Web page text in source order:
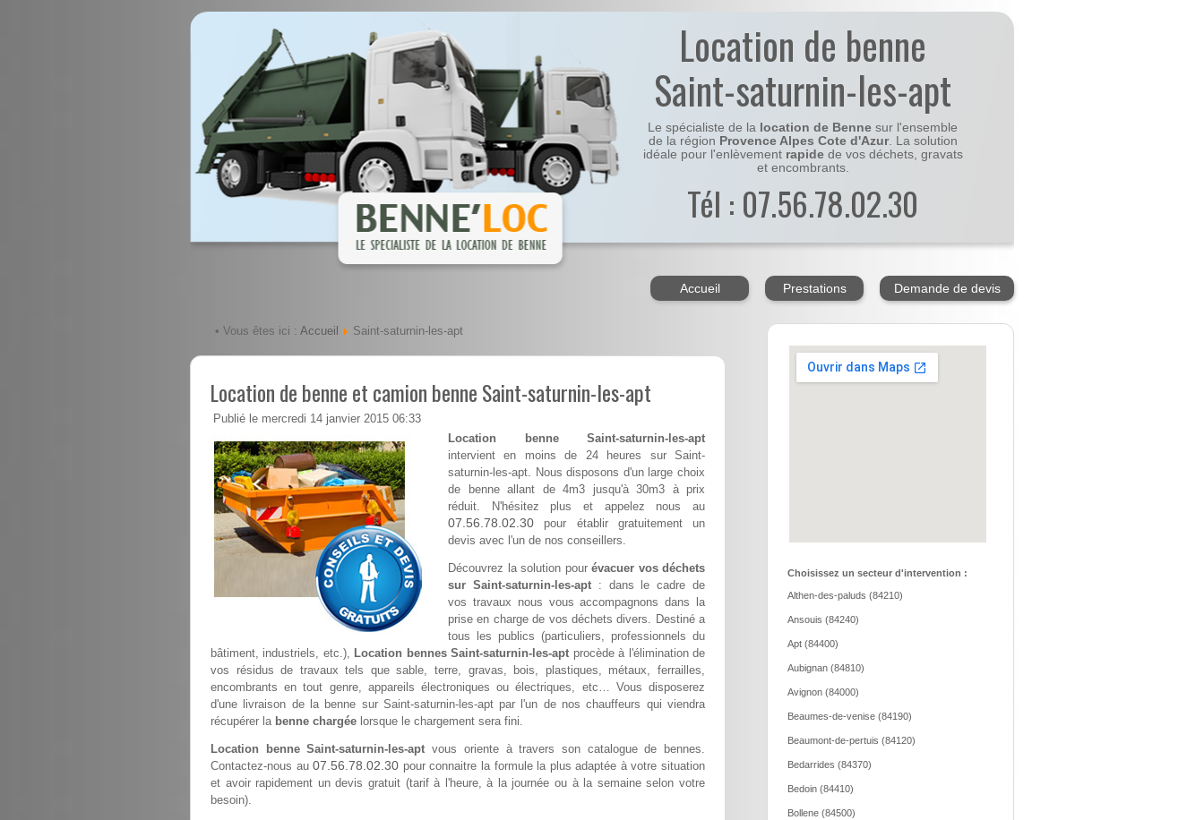
Location de benne
Saint-saturnin-les-apt
Le spécialiste de la location de Benne sur l'ensemble
de la région Provence Alpes Cote d'Azur. La solution
idéale pour l'enlèvement rapidede vos déchets, gravats
et encombrants.
Tél : 07.56.78.02.30
Accueil Prestations Demande de devis
• Vous êtes ici : Accueil Saint-saturnin-les-apt
Location de benne et camion benne Saint-saturnin-les-apt
Publié le mercredi 14 janvier 2015 06:33
Location benne Saint-saturnin-les-apt
intervient en moins de 24 heures sur Saint-
saturnin-les-apt. Nous disposons d'un large choix
de benne allant de 4m3 jusqu'à 30m3 à prix
réduit. N'hésitez plus et appelez nous au
07.56.78.02.30 pour établir gratuitement un
devis avec l'un de nos conseillers.
Découvrez la solution pour évacuer vos déchets
sur Saint-saturnin-les-apt: dans le cadre de
vos travaux nous vous accompagnons dans la
prise en charge de vos déchets divers. Destiné a
tous les publics (particuliers, professionnels du
bâtiment, industriels, etc.), Location bennes Saint-saturnin-les-apt procède à l'élimination de
vos résidus de travaux tels que sable, terre, gravas, bois, plastiques, métaux, ferrailles,
encombrants en tout genre, appareils électroniques ou électriques, etc… Vous disposerez
d'une livraison de la benne sur Saint-saturnin-les-apt par l'un de nos chauffeurs qui viendra
récupérer la benne chargée lorsque le chargement sera fini.
Location benne Saint-saturnin-les-apt vous oriente à travers son catalogue de bennes.
Contactez-nous au07.56.78.02.30 pour connaitre la formule la plus adaptée à votre situation
et avoir rapidement un devis gratuit (tarif à l'heure, à la journée ou à la semaine selon votre
besoin).
Choisissez un secteur d'intervention :
Althen-des-paluds (84210)
Ansouis (84240)
Apt (84400)
Aubignan (84810)
Avignon (84000)
Beaumes-de-venise (84190)
Beaumont-de-pertuis (84120)
Bedarrides (84370)
Bedoin (84410)
Bollene (84500)